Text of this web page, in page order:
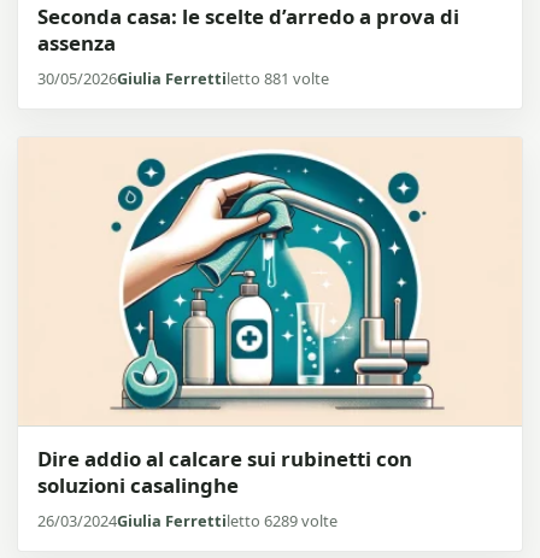
Seconda casa: le scelte d’arredo a prova di
assenza
30/05/2026Giulia Ferrettiletto 881 volte
Dire addio al calcare sui rubinetti con
soluzioni casalinghe
26/03/2024Giulia Ferrettiletto 6289 volte